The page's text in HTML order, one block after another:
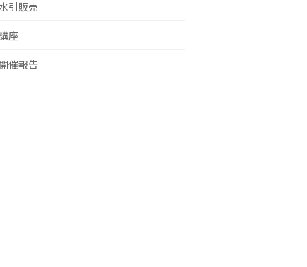
引販売
座
開催報告